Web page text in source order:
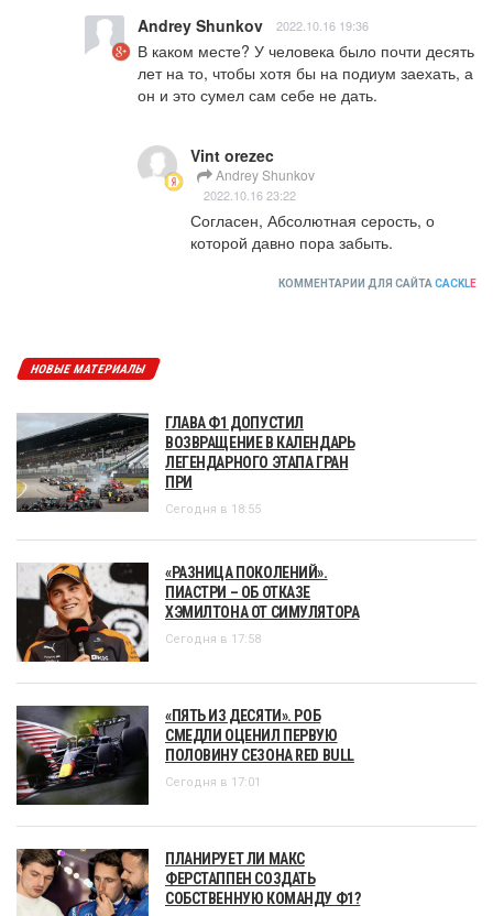
Andrey Shunkov 2022.10.16 19:36
В каком месте? У человека было почти десять
лет на то, чтобы хотя бы на подиум заехать, а
он и это сумел сам себе не дать.
Vint orezec
Andrey Shunkov
2022.10.16 23:22
Согласен, Абсолютная серость, о
которой давно пора забыть.
КОММЕНТАРИИ ДЛЯ САЙТА CACKLE
НОВЫЕ МАТЕРИАЛЫ
ГЛАВА Ф1 ДОПУСТИЛ
ВОЗВРАЩЕНИЕ В КАЛЕНДАРЬ
ЛЕГЕНДАРНОГО ЭТАПА ГРАН
ПРИ
Сегодня в 18:55
«РАЗНИЦА ПОКОЛЕНИЙ».
ПИАСТРИ – ОБ ОТКАЗЕ
ХЭМИЛТОНА ОТ СИМУЛЯТОРА
Сегодня в 17:58
«ПЯТЬ ИЗ ДЕСЯТИ». РОБ
СМЕДЛИ ОЦЕНИЛ ПЕРВУЮ
ПОЛОВИНУ СЕЗОНА RED BULL
Сегодня в 17:01
ПЛАНИРУЕТ ЛИ МАКС
ФЕРСТАППЕН СОЗДАТЬ
СОБСТВЕННУЮ КОМАНДУ Ф1?